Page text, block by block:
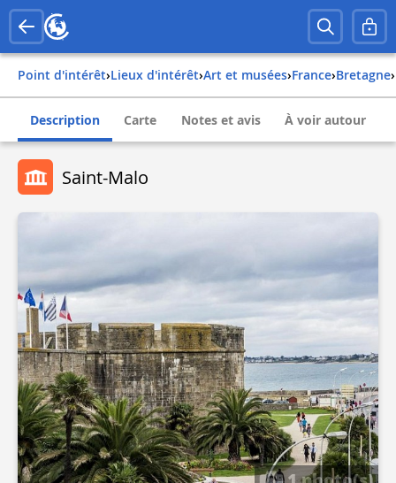
Point d'intérêt› Lieux d'intérêt› Art et musées› france› bretagne›
Description Carte Notes et avis À voir autour
Saint-Malo